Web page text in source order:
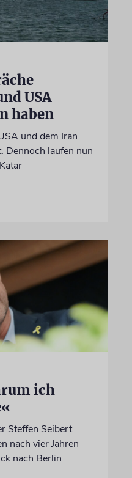
USA
haben
und dem Iran
Dennoch laufen nun
ich
Steffen Seibert
nach vier Jahren
nach Berlin